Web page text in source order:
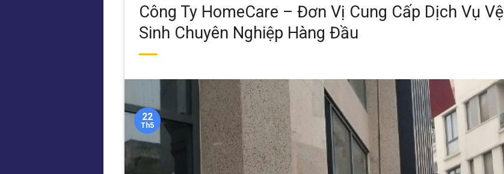
Công Ty HomeCare – Đơn Vị Cung Cấp Dịch Vụ Vệ
Sinh Chuyên Nghiệp Hàng Đầu
22
Th5